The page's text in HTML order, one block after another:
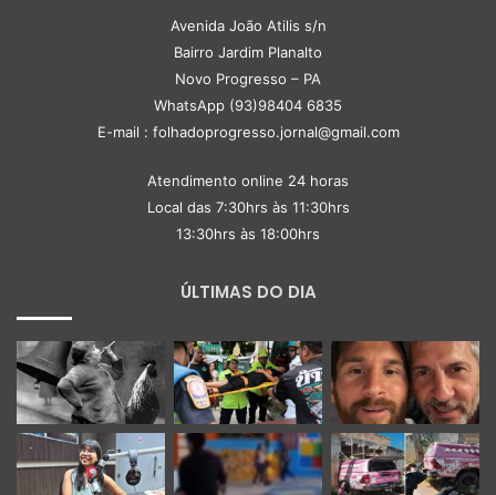
Avenida João Atilis s/n
Bairro Jardim Planalto
Novo Progresso – PA
WhatsApp (93)98404 6835
E-mail : folhadoprogresso.jornal@gmail.com
Atendimento online 24 horas
Local das 7:30hrs às 11:30hrs
13:30hrs às 18:00hrs
ÚLTIMAS DO DIA